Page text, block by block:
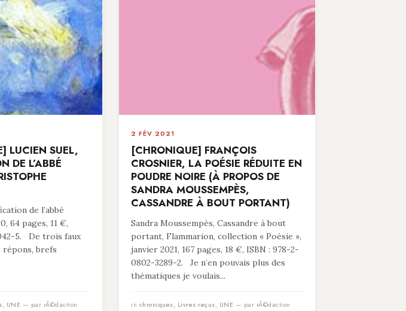
LUCIEN SUEL,
DE L’ABBÉ
de l’abbé
64 pages, 11 €,
5. De trois faux
brefs
, UNE — par rÃ©daction
2 FÉV 2021
[CHRONIQUE] FRANÇOIS
CROSNIER, LA POÉSIE RÉDUITE EN
POUDRE NOIRE (À PROPOS DE
SANDRA MOUSSEMPÈS,
CASSANDRE À BOUT PORTANT)
Sandra Moussempès, Cassandre à bout
portant, Flammarion, collection « Poésie »,
janvier 2021, 167 pages, 18 €, ISBN : 978-2-
0802-3289-2. Je n’en pouvais plus des
thématiques je voulais...
in chroniques, Livres reçus, UNE — par rÃ©daction